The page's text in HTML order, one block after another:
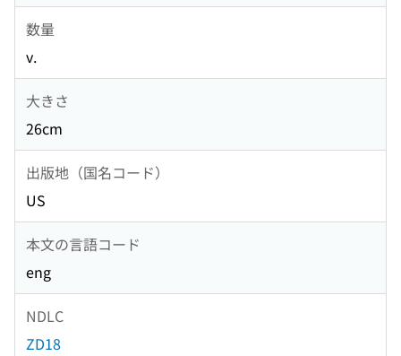
数量
v.
大きさ
26cm
出版地（国名コード）
US
本文の言語コード
eng
NDLC
ZD18